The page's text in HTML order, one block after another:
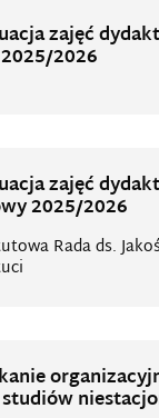
zajęć
2026
zajęć
2025/2026
Rada ds.